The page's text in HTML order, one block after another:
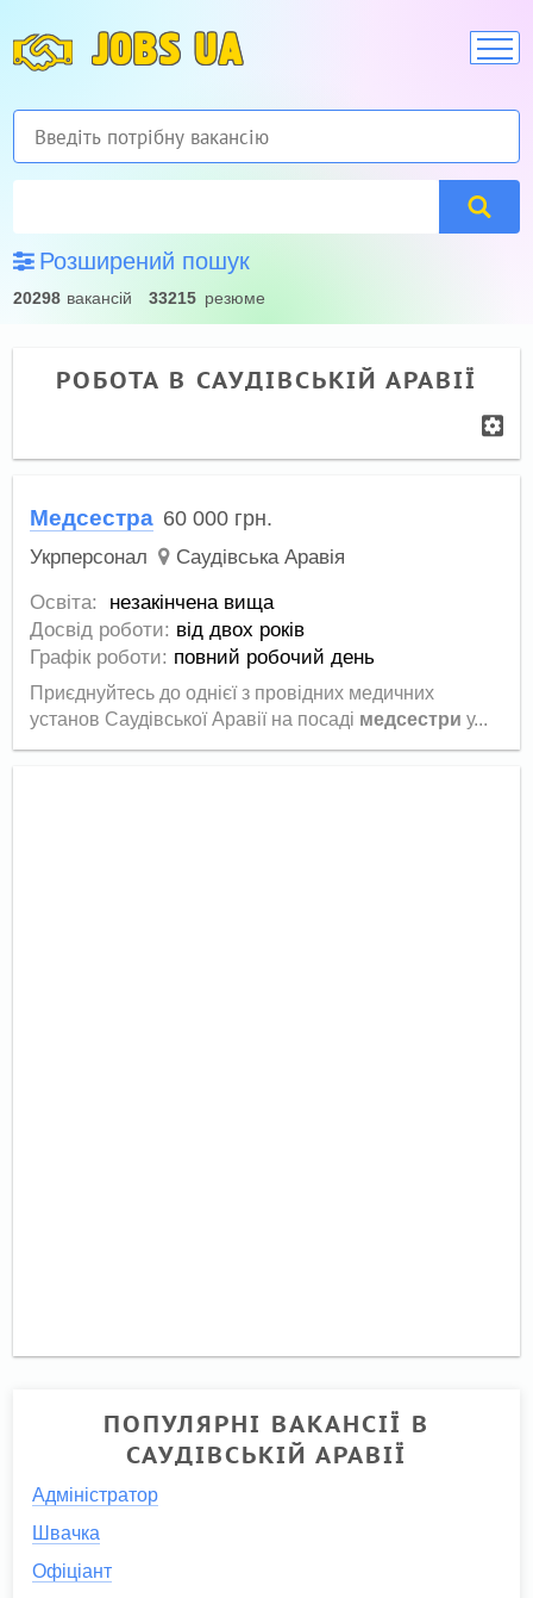
JOBS UA
Розширений пошук
20298 вакансій 33215 резюме
РОБОТА В САУДІВСЬКІЙ АРАВІЇ
Медсестра 60 000 грн.
Укрперсонал Саудівська Аравія
Освіта:
незакінчена вища
Досвід роботи: від двох років
Графік роботи: повний робочий день
Приєднуйтесь до однієї з провідних медичних
установ Саудівської Аравії на посаді медсестриу...
ПОПУЛЯРНІ ВАКАНСІЇ В
САУДІВСЬКІЙ АРАВІЇ
Адміністратор
Швачка
Офіціант